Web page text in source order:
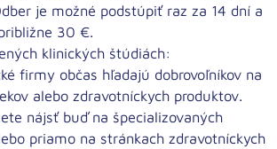
je možné podstúpiť raz za 14 dní a
30 €.
klinických štúdiách:
firmy občas hľadajú dobrovoľníkov na
alebo zdravotníckych produktov.
nájsť buď na špecializovaných
priamo na stránkach zdravotníckych